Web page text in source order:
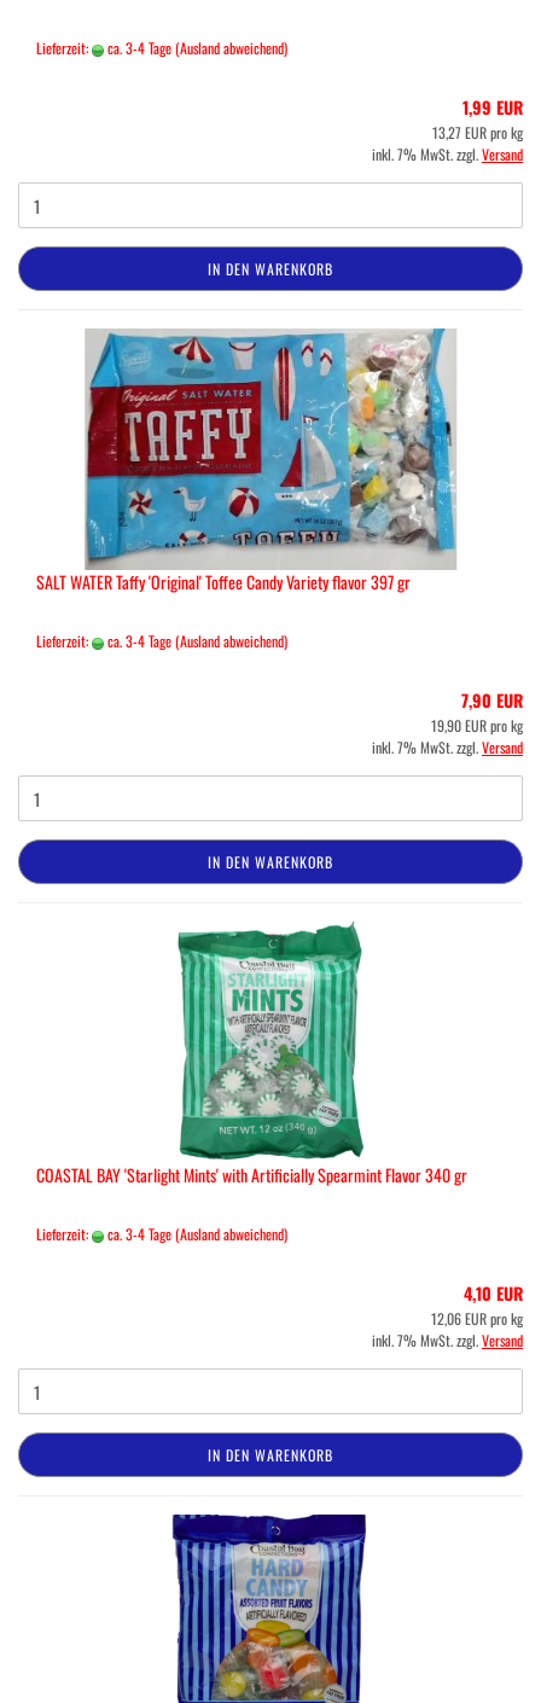
Lieferzeit: ca. 3-4 Tage(Ausland abweichend)
1,99 EUR
13,27 EUR pro kg
inkl. 7% MwSt. zzgl.Versand
IN DEN WARENKORB
SALT WATER Taffy 'Original' Toffee Candy Variety flavor 397 gr
Lieferzeit: ca. 3-4 Tage(Ausland abweichend)
7,90 EUR
19,90 EUR pro kg
inkl. 7% MwSt. zzgl.Versand
IN DEN WARENKORB
COASTAL BAY 'Starlight Mints' with Artificially Spearmint Flavor 340 gr
Lieferzeit: ca. 3-4 Tage(Ausland abweichend)
4,10 EUR
12,06 EUR pro kg
inkl. 7% MwSt. zzgl.Versand
IN DEN WARENKORB